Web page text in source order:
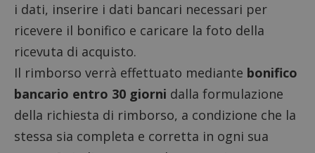
i dati, inserire i dati bancari necessari per
ricevere il bonifico e caricare la foto della
ricevuta di acquisto.
Il rimborso verrà effettuato mediante bonifico
bancario entro 30 giorni dalla formulazione
della richiesta di rimborso, a condizione che la
stessa sia completa e corretta in ogni sua